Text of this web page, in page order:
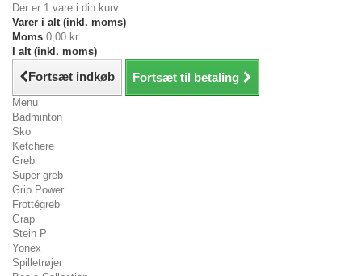
Der er 1 vare i din kurv
Varer i alt (inkl. moms)
Moms 0,00 kr
I alt (inkl. moms)
Fortsæt indkøb Fortsæt til betaling
Menu
Badminton
Sko
Ketchere
Greb
Super greb
Grip Power
Frottégreb
Grap
Stein P
Yonex
Spilletrøjer